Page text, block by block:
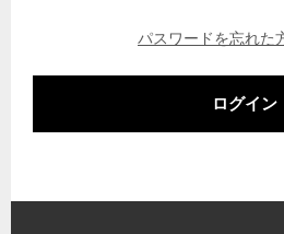
パスワードを忘れた
ログイン